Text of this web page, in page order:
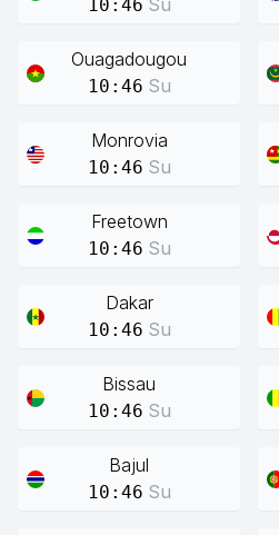
10:46 Su
Ouagadougou
10:46 Su
Monrovia
10:46 Su
Freetown
10:46 Su
Dakar
10:46 Su
Bissau
10:46 Su
Bajul
10:46 Su